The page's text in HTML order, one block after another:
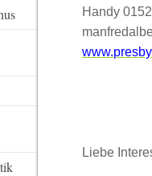
Handy
Liebe